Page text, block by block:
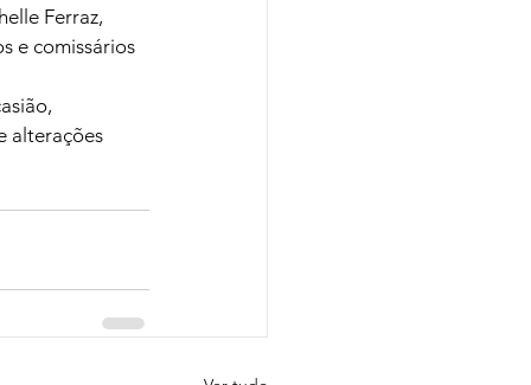
Ferraz,
e comissários
alterações